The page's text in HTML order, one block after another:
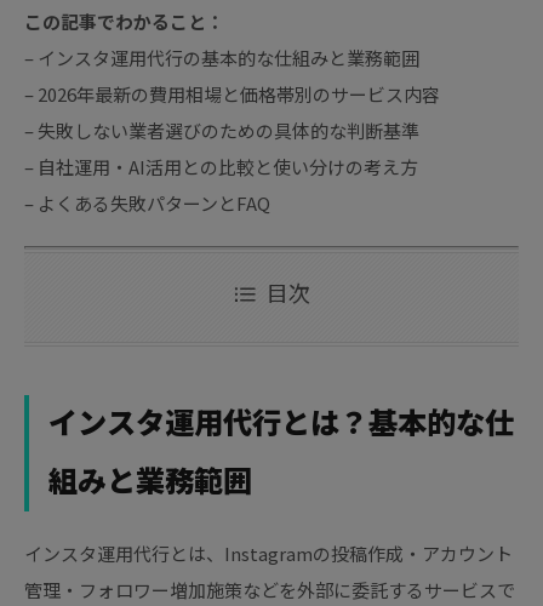
この記事でわかること：
– インスタ運用代行の基本的な仕組みと業務範囲
– 2026年最新の費用相場と価格帯別のサービス内容
– 失敗しない業者選びのための具体的な判断基準
– 自社運用・AI活用との比較と使い分けの考え方
– よくある失敗パターンとFAQ
目次
インスタ運用代行とは？基本的な仕
組みと業務範囲
インスタ運用代行とは、Instagramの投稿作成・アカウント
管理・フォロワー増加施策などを外部に委託するサービスで